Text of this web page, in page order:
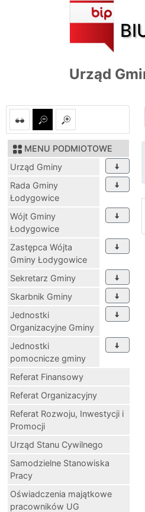
Urząd
MENU PODMIOTOWE
Urząd Gminy
Rada Gminy
Łodygowice
Wójt Gminy
Łodygowice
Zastępca Wójta
Gminy Łodygowice
Sekretarz Gminy
Skarbnik Gminy
Jednostki
Organizacyjne Gminy
Jednostki
pomocnicze gminy
Referat Finansowy
Referat Organizacyjny
Referat Rozwoju, Inwestycji i
Promocji
Urząd Stanu Cywilnego
Samodzielne Stanowiska
Pracy
Oświadczenia majątkowe
pracowników UG